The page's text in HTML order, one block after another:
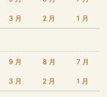
3 月 2 月 1 月
9 月 8 月 7 月
3 月 2 月 1 月